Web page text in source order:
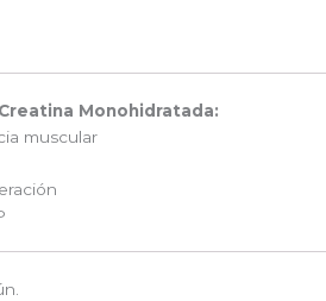
Creatina Monohidratada:
muscular